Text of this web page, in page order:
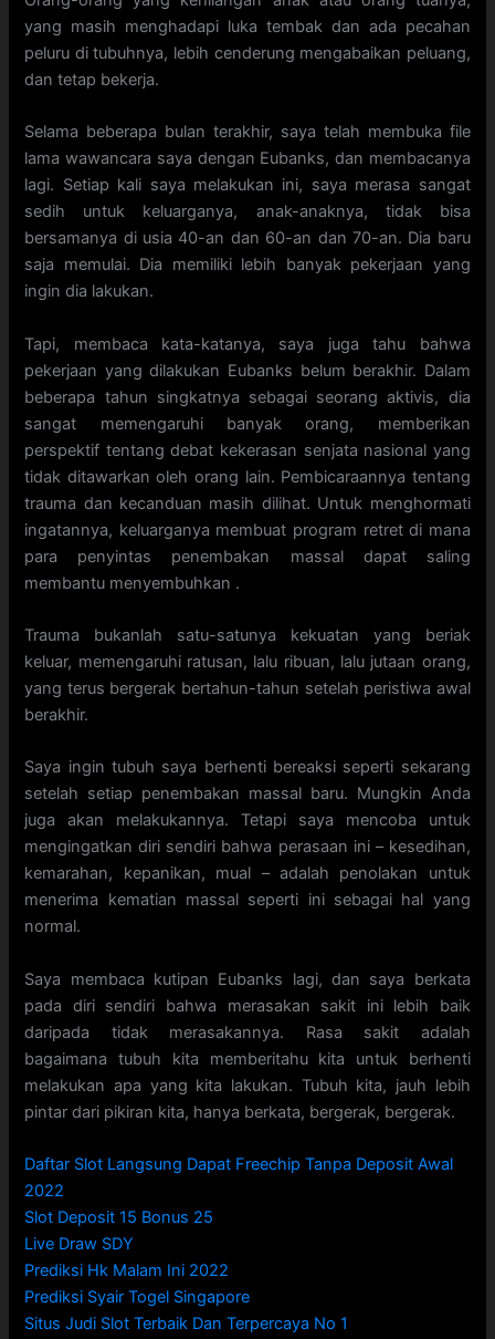
yang masih menghadapi luka tembak dan ada pecahan
peluru di tubuhnya, lebih cenderung mengabaikan peluang,
dan tetap bekerja.
Selama beberapa bulan terakhir, saya telah membuka file
lama wawancara saya dengan Eubanks, dan membacanya
lagi. Setiap kali saya melakukan ini, saya merasa sangat
sedih untuk keluarganya, anak-anaknya, tidak bisa
bersamanya di usia 40-an dan 60-an dan 70-an. Dia baru
saja memulai. Dia memiliki lebih banyak pekerjaan yang
ingin dia lakukan.
Tapi, membaca kata-katanya, saya juga tahu bahwa
pekerjaan yang dilakukan Eubanks belum berakhir. Dalam
beberapa tahun singkatnya sebagai seorang aktivis, dia
sangat memengaruhi banyak orang, memberikan
perspektif tentang debat kekerasan senjata nasional yang
tidak ditawarkan oleh orang lain. Pembicaraannya tentang
trauma dan kecanduan masih dilihat. Untuk menghormati
ingatannya, keluarganya membuat program retret di mana
para penyintas penembakan massal dapat saling
membantu menyembuhkan .
Trauma bukanlah satu-satunya kekuatan yang beriak
keluar, memengaruhi ratusan, lalu ribuan, lalu jutaan orang,
yang terus bergerak bertahun-tahun setelah peristiwa awal
berakhir.
Saya ingin tubuh saya berhenti bereaksi seperti sekarang
setelah setiap penembakan massal baru. Mungkin Anda
juga akan melakukannya. Tetapi saya mencoba untuk
mengingatkan diri sendiri bahwa perasaan ini – kesedihan,
kemarahan, kepanikan, mual – adalah penolakan untuk
menerima kematian massal seperti ini sebagai hal yang
normal.
Saya membaca kutipan Eubanks lagi, dan saya berkata
pada diri sendiri bahwa merasakan sakit ini lebih baik
daripada tidak merasakannya. Rasa sakit adalah
bagaimana tubuh kita memberitahu kita untuk berhenti
melakukan apa yang kita lakukan. Tubuh kita, jauh lebih
pintar dari pikiran kita, hanya berkata, bergerak, bergerak.
Daftar Slot Langsung Dapat Freechip Tanpa Deposit Awal
2022
Slot Deposit 15 Bonus 25
Live Draw SDY
Prediksi Hk Malam Ini 2022
Prediksi Syair Togel Singapore
Situs Judi Slot Terbaik Dan Terpercaya No 1